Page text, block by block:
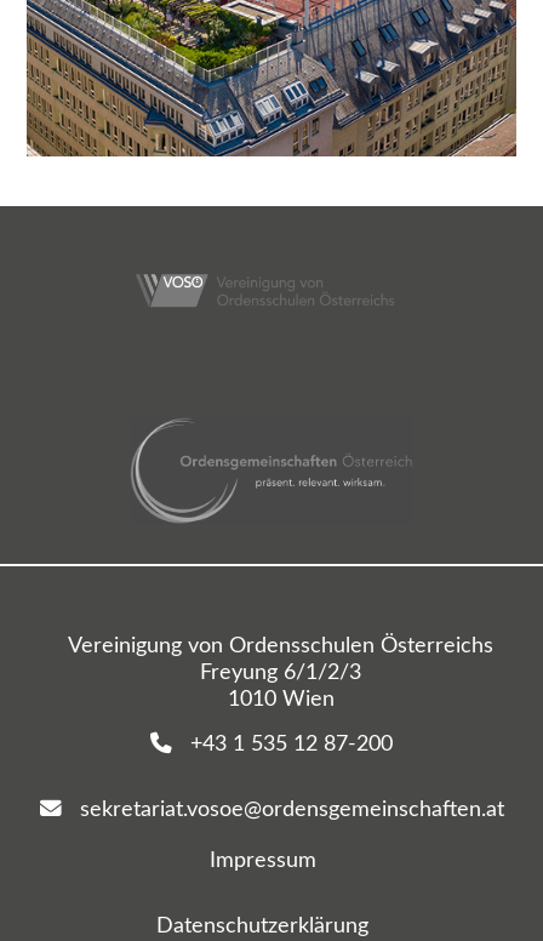
Vereinigung von Ordensschulen Österreichs
Freyung 6/1/2/3
1010 Wien
+43 1 535 12 87-200
sekretariat.vosoe@ordensgemeinschaften.at
Impressum
Datenschutzerklärung